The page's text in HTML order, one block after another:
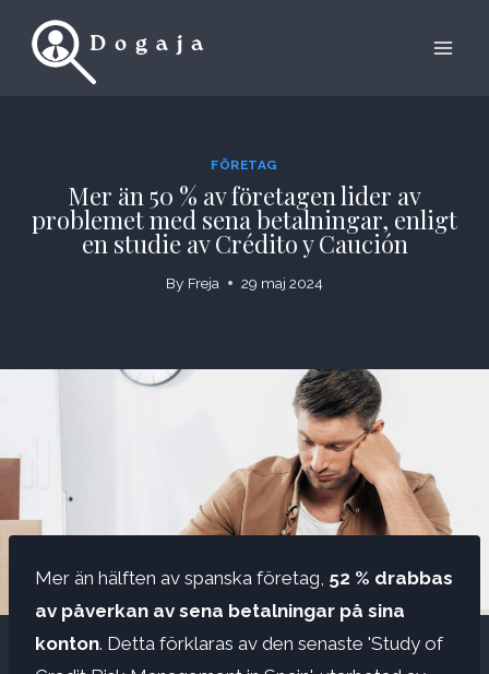
FÖRETAG
Mer än 50 % av företagen lider av
problemet med sena betalningar, enligt
en studie av Crédito y Caución
By Freja 29 maj 2024
Mer än hälften av spanska företag, 52 % drabbas
av påverkan av sena betalningar på sina
konton. Detta förklaras av den senaste 'Study of